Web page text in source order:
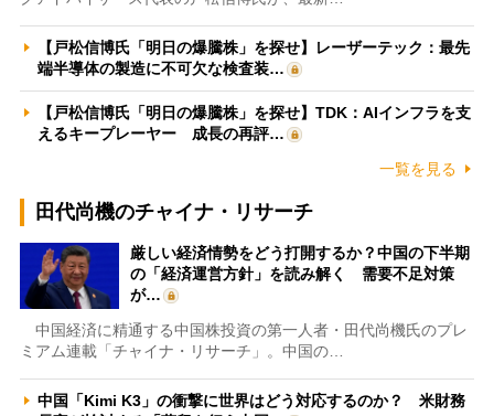
【戸松信博氏「明日の爆騰株」を探せ】レーザーテック：最先
端半導体の製造に不可欠な検査装…
【戸松信博氏「明日の爆騰株」を探せ】TDK：AIインフラを支
えるキープレーヤー 成長の再評…
一覧を見る
田代尚機のチャイナ・リサーチ
厳しい経済情勢をどう打開するか？中国の下半期
の「経済運営方針」を読み解く 需要不足対策
が…
中国経済に精通する中国株投資の第一人者・田代尚機氏のプレ
ミアム連載「チャイナ・リサーチ」。中国の…
中国「Kimi K3」の衝撃に世界はどう対応するのか？ 米財務